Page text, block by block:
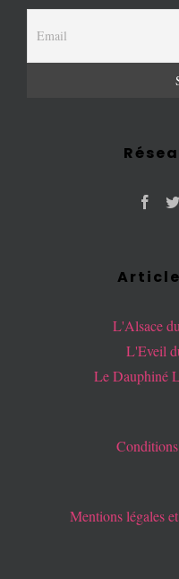
L'Alsace
L'Eveil
Le Dauphiné
Mentions légales